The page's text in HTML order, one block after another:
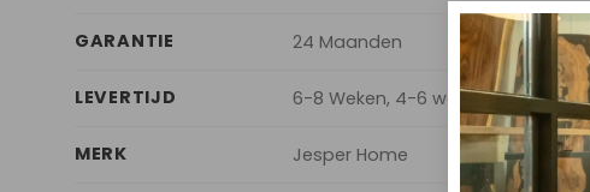
GARANTIE 24 Maanden
LEVERTIJD 6-8 Weken, 4-6 weken, 2-4 weken
MERK Jesper Home